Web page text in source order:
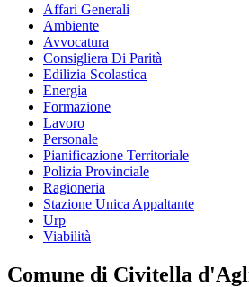
Affari Generali
Ambiente
Avvocatura
Consigliera Di Parità
Edilizia Scolastica
Energia
Formazione
Lavoro
Personale
Pianificazione Territoriale
Polizia Provinciale
Ragioneria
Stazione Unica Appaltante
Urp
Viabilità
Comune di Civitella